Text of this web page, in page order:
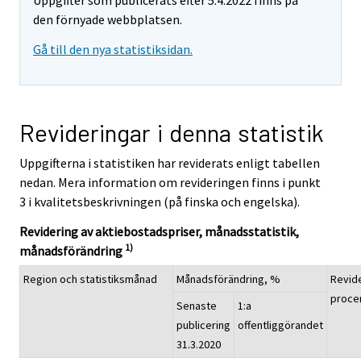
den förnyade webbplatsen.
Gå till den nya statistiksidan.
Revideringar i denna statistik
Uppgifterna i statistiken har reviderats enligt tabellen
nedan. Mera information om revideringen finns i punkt
3 i kvalitetsbeskrivningen (på finska och engelska).
Revidering av aktiebostadspriser, månadsstatistik,
månadsförändring 1)
Region och statistiksmånad Månadsförändring, %
Senaste
publicering
31.3.2020
1:a
offentliggörandet